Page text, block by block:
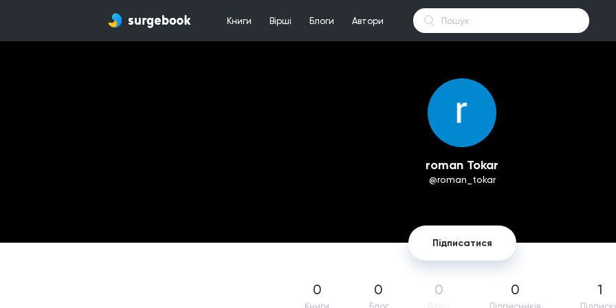
Книги Вірші Блоги Автори
roman Tokar
@roman_tokar
Підписатися
0 0 0 0 1